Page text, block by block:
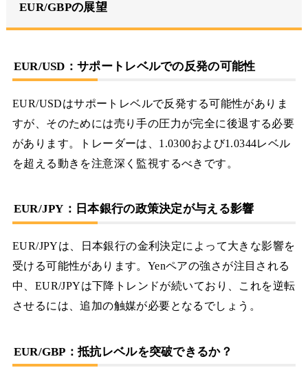
EUR/GBPの展望
EUR/USD：サポートレベルでの反発の可能性
EUR/USDはサポートレベルで反発する可能性がありま
すが、そのためには売り手の圧力が完全に後退する必要
があります。トレーダーは、1.0300および1.0344レベル
を超える動きを注意深く監視するべきです。
EUR/JPY：日本銀行の政策決定が与える影響
EUR/JPYは、日本銀行の金利決定によって大きな影響を
受ける可能性があります。Yenペアの強さが注目される
中、EUR/JPYは下降トレンドが続いており、これを逆転
させるには、追加の触媒が必要となるでしょう。
EUR/GBP：抵抗レベルを突破できるか？